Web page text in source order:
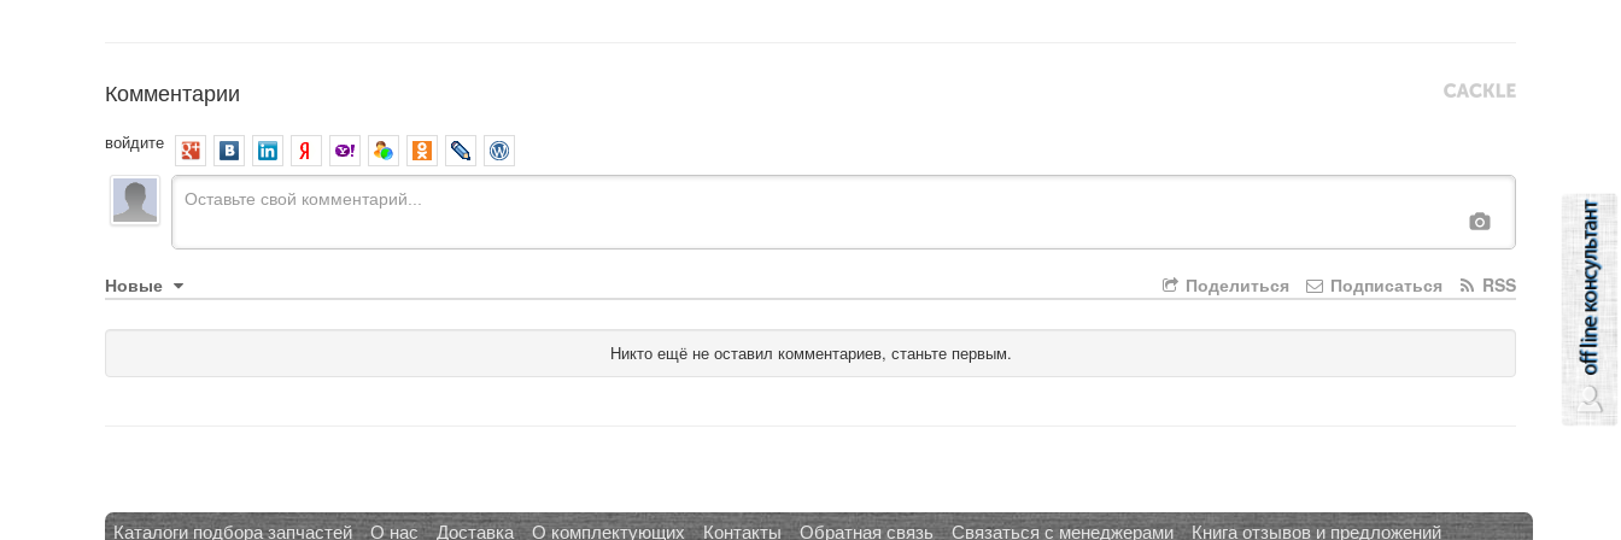
Комментарии
войдите
Новые RSS
Подписаться
Поделиться
Никто ещё не оставил комментариев, станьте первым.
Каталоги подбора запчастей О нас Доставка О комплектующих Контакты Обратная связь Связаться с менеджерами Книга отзывов и предложений